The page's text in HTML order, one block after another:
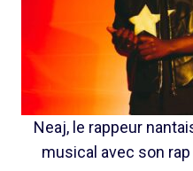
Neaj, le rappeur
musical avec son